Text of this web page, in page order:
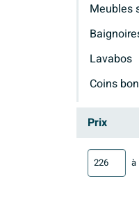
Meubles
Lavabos
Coins
Villeroy
Prix
à